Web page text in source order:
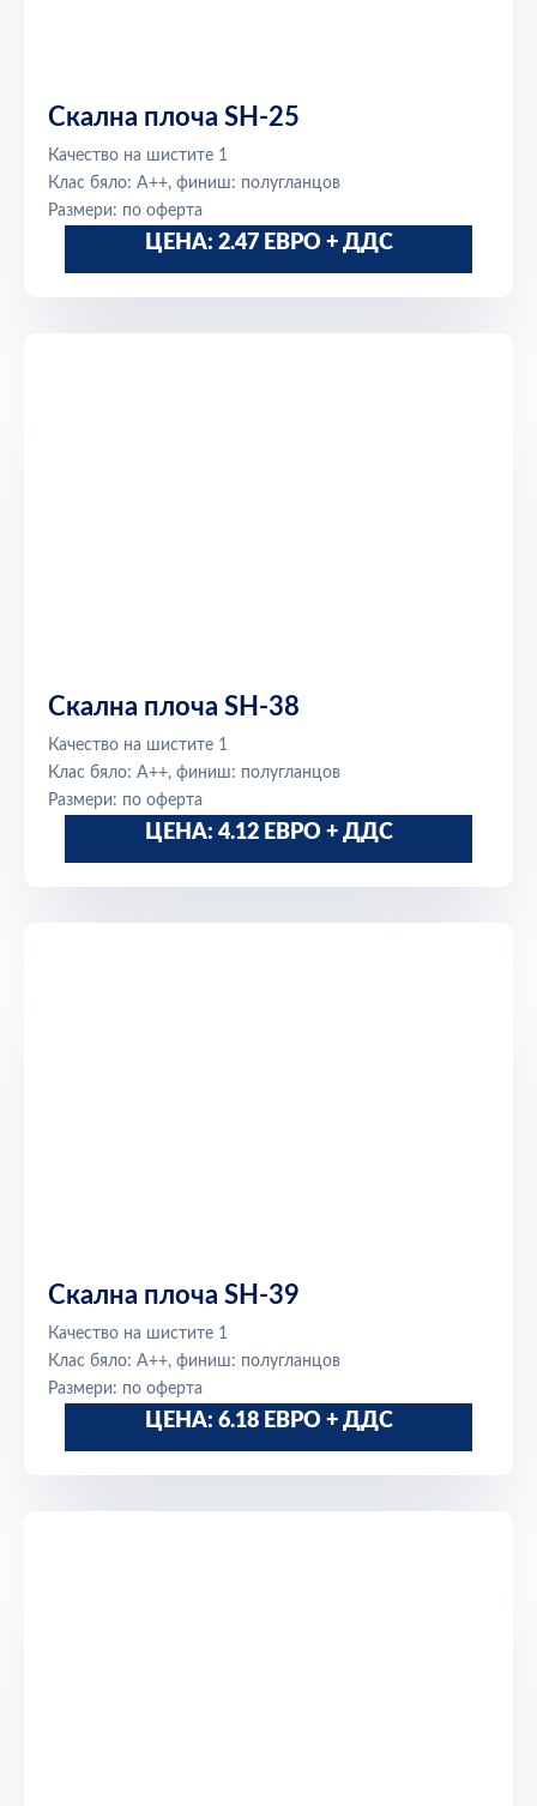
Скална плоча SH-25
Качество на шистите 1
Клас бяло: A++, финиш: полугланцов
Размери: по оферта
ЦЕНА: 2.47 ЕВРО + ДДС
Скална плоча SH-38
Качество на шистите 1
Клас бяло: A++, финиш: полугланцов
Размери: по оферта
ЦЕНА: 4.12 ЕВРО + ДДС
Скална плоча SH-39
Качество на шистите 1
Клас бяло: A++, финиш: полугланцов
Размери: по оферта
ЦЕНА: 6.18 ЕВРО + ДДС